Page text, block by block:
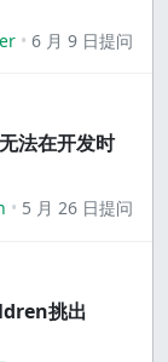
6 月 9 日提问
法在开发时
5 月 26 日提问
挑出